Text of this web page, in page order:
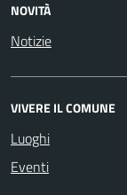
NOVITÀ
Notizie
VIVERE IL COMUNE
Luoghi
Eventi